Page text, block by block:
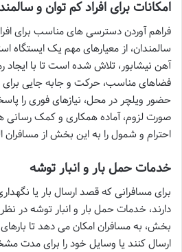
امکانات برای افراد کم توان و
فراهم آوردن دسترسی های مناسب برای
سالمندان، از معیارهای مهم یک ایستگاه
آهن نیشابور، تلاش شده است تا با
فضاهای مناسب، حرکت و جابه جایی برای
حضور ویلچر در محل، نیازهای فوری را
صورت لزوم، آماده همکاری و کمک
احترام و شمول را به این بخش از مسافران
خدمات حمل بار و انبار توشه
برای مسافرانی که قصد ارسال بار یا
دارند، خدمات حمل بار و انبار توشه در
بخش، به مسافران امکان می دهد تا بارهای
ارسال کنند یا وسایل خود را برای مدت